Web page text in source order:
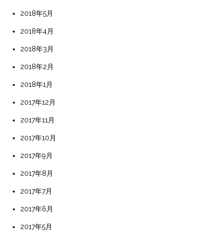
2018年5月
2018年4月
2018年3月
2018年2月
2018年1月
2017年12月
2017年11月
2017年10月
2017年9月
2017年8月
2017年7月
2017年6月
2017年5月